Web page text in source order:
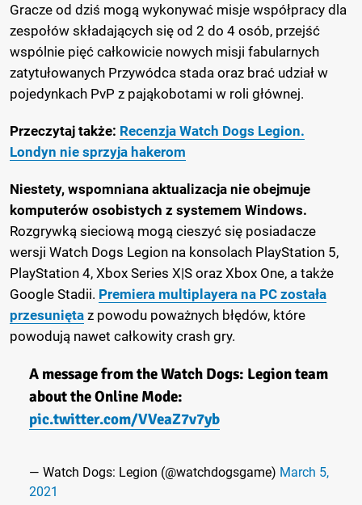
Gracze od dziś mogą wykonywać misje współpracy dla
zespołów składających się od 2 do 4 osób, przejść
wspólnie pięć całkowicie nowych misji fabularnych
zatytułowanych Przywódca stada oraz brać udział w
pojedynkach PvP z pająkobotami w roli głównej.
Przeczytaj także: Recenzja Watch Dogs Legion.
Londyn nie sprzyja hakerom
Niestety, wspomniana aktualizacja nie obejmuje
komputerów osobistych z systemem Windows.
Rozgrywką sieciową mogą cieszyć się posiadacze
wersji Watch Dogs Legion na konsolach PlayStation 5,
PlayStation 4, Xbox Series X|S oraz Xbox One, a także
Google Stadii. Premiera multiplayera na PC została
przesunięta z powodu poważnych błędów, które
powodują nawet całkowity crash gry.
A message from the Watch Dogs: Legion team
about the Online Mode:
pic.twitter.com/VVeaZ7v7yb
— Watch Dogs: Legion (@watchdogsgame) March 5,
2021